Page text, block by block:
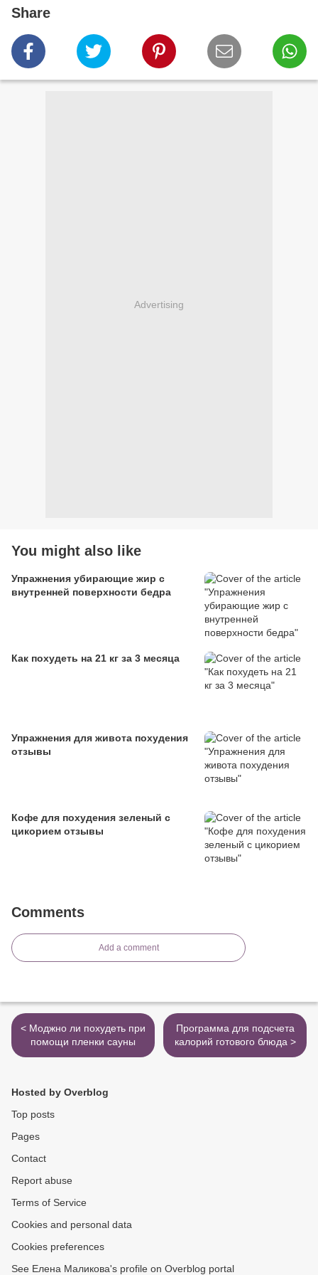
Share
Advertising
You might also like
Упражнения убирающие жир с
внутренней поверхности бедра
Как похудеть на 21 кг за 3 месяца
Упражнения для живота похудения
отзывы
Кофе для похудения зеленый с
цикорием отзывы
Comments
Add a comment
< Моджно ли похудеть при
помощи пленки сауны
Программа для подсчета
калорий готового блюда >
Hosted by Overblog
Top posts
Pages
Contact
Report abuse
Terms of Service
Cookies and personal data
Cookies preferences
See Елена Маликова's profile on Overblog portal